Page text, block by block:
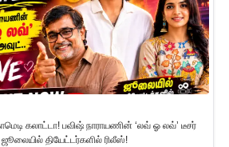
கலாட்டா! பவிஷ் நாராயணின் ‘லவ் ஓ லவ்’ டீசர்
ஜூலையில் தியேட்டர்களில் ரிலீஸ்!